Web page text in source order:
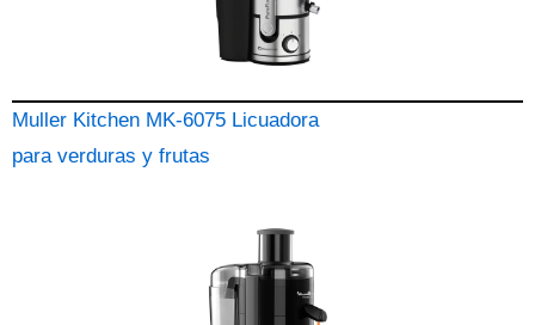
Muller Kitchen MK-6075 Licuadora
para verduras y frutas